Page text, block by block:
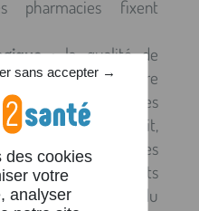
pharmacies fixent
: la qualité de
ou encore
travail ne sont pas les
d’habitation. De fait,
la santé des
les tarifs des contrats
sur l’ensemble du
des cookies
votre
analyser